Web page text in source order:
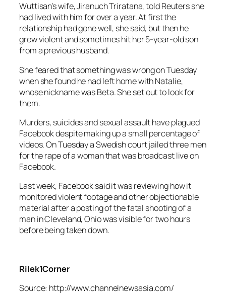
Wuttisan’s wife, Jiranuch Triratana, told Reuters she
had lived with him for over a year. At first the
relationship had gone well, she said, but then he
grew violent and sometimes hit her 5-year-old son
from a previous husband.
She feared that something was wrong on Tuesday
when she found he had left home with Natalie,
whose nickname was Beta. She set out to look for
them.
Murders, suicides and sexual assault have plagued
Facebook despite making up a small percentage of
videos. On Tuesday a Swedish court jailed three men
for the rape of a woman that was broadcast live on
Facebook.
Last week, Facebook said it was reviewing how it
monitored violent footage and other objectionable
material after a posting of the fatal shooting of a
man in Cleveland, Ohio was visible for two hours
before being taken down.
Rilek1Corner
Source: http://www.channelnewsasia.com/